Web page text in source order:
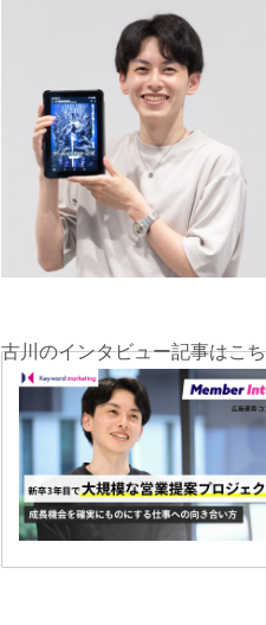
古川のインタビュー記事はこ